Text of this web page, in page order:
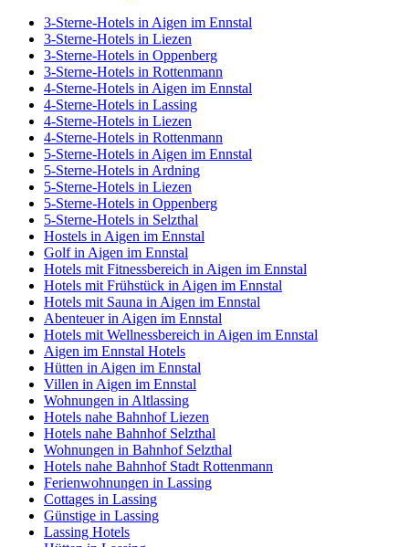
3-Sterne-Hotels in Aigen im Ennstal
3-Sterne-Hotels in Liezen
3-Sterne-Hotels in Oppenberg
3-Sterne-Hotels in Rottenmann
4-Sterne-Hotels in Aigen im Ennstal
4-Sterne-Hotels in Lassing
4-Sterne-Hotels in Liezen
4-Sterne-Hotels in Rottenmann
5-Sterne-Hotels in Aigen im Ennstal
5-Sterne-Hotels in Ardning
5-Sterne-Hotels in Liezen
5-Sterne-Hotels in Oppenberg
5-Sterne-Hotels in Selzthal
Hostels in Aigen im Ennstal
Golf in Aigen im Ennstal
Hotels mit Fitnessbereich in Aigen im Ennstal
Hotels mit Frühstück in Aigen im Ennstal
Hotels mit Sauna in Aigen im Ennstal
Abenteuer in Aigen im Ennstal
Hotels mit Wellnessbereich in Aigen im Ennstal
Aigen im Ennstal Hotels
Hütten in Aigen im Ennstal
Villen in Aigen im Ennstal
Wohnungen in Altlassing
Hotels nahe Bahnhof Liezen
Hotels nahe Bahnhof Selzthal
Wohnungen in Bahnhof Selzthal
Hotels nahe Bahnhof Stadt Rottenmann
Ferienwohnungen in Lassing
Cottages in Lassing
Günstige in Lassing
Lassing Hotels